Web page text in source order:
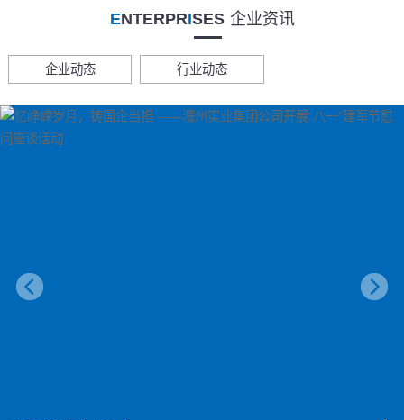
ENTERPRISES 企业资讯
企业动态 行业动态